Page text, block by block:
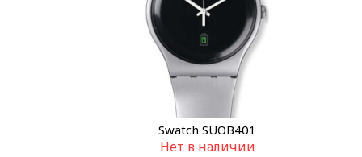
Swatch SUOB401
Нет в наличии